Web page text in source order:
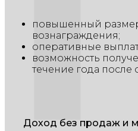
повышенный
вознаграждения;
оперативные
возможность
течение года после
Доход без продаж и